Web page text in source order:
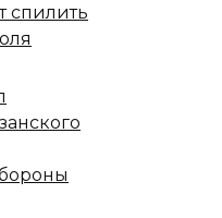
спилить